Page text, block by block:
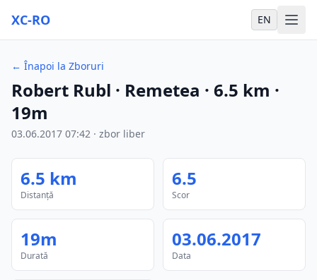
XC-RO EN
← Înapoi la Zboruri
Robert Rubl · Remetea · 6.5 km ·
19m
03.06.2017 07:42 · zbor liber
6.5 km
Distanță
6.5
Scor
19m
Durată
03.06.2017
Data